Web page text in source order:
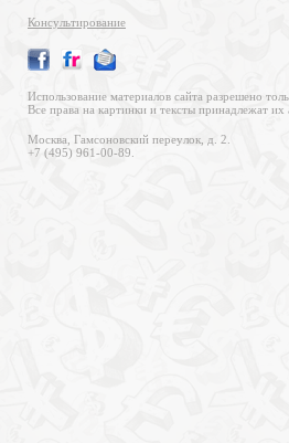
Консультирование
Использование материалов сайта разрешено
Все права на картинки и тексты принадлежат их
Москва, Гамсоновский переулок, д. 2.
+7 (495) 961-00-89.